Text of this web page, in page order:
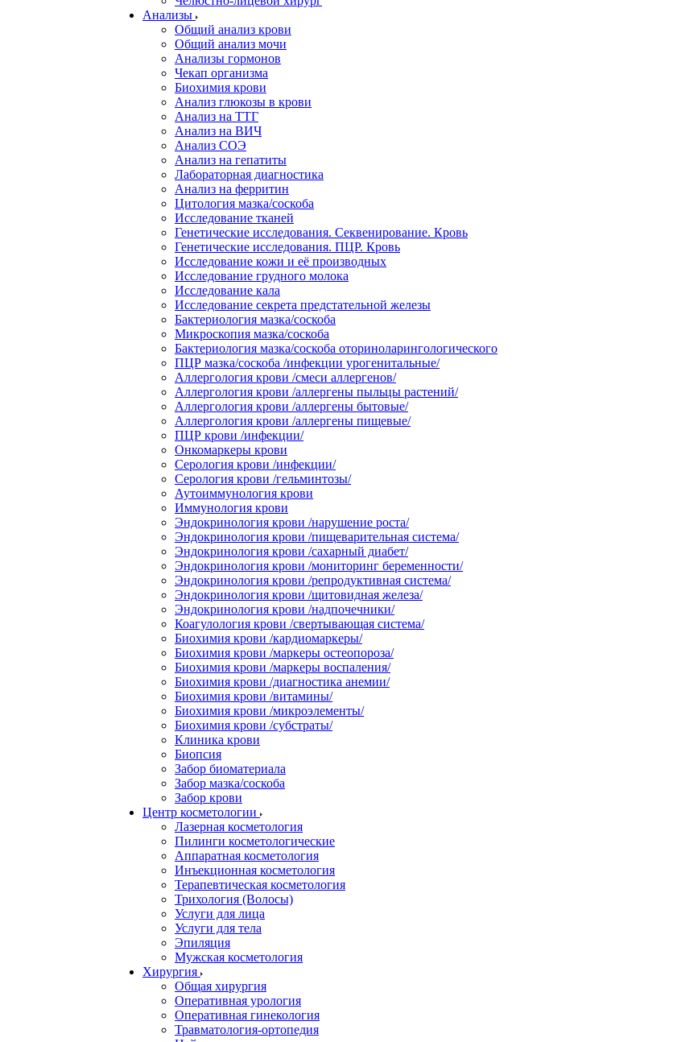
Анализы
Общий анализ крови
Общий анализ мочи
Анализы гормонов
Чекап организма
Биохимия крови
Анализ глюкозы в крови
Анализ на ТТГ
Анализ на ВИЧ
Анализ СОЭ
Анализ на гепатиты
Лабораторная диагностика
Анализ на ферритин
Цитология мазка/соскоба
Исследование тканей
Генетические исследования. Секвенирование. Кровь
Генетические исследования. ПЦР. Кровь
Исследование кожи и её производных
Исследование грудного молока
Исследование кала
Исследование секрета предстательной железы
Бактериология мазка/соскоба
Микроскопия мазка/соскоба
Бактериология мазка/соскоба оториноларингологического
ПЦР мазка/соскоба /инфекции урогенитальные/
Аллергология крови /смеси аллергенов/
Аллергология крови /аллергены пыльцы растений/
Аллергология крови /аллергены бытовые/
Аллергология крови /аллергены пищевые/
ПЦР крови /инфекции/
Онкомаркеры крови
Серология крови /инфекции/
Серология крови /гельминтозы/
Аутоиммунология крови
Иммунология крови
Эндокринология крови /нарушение роста/
Эндокринология крови /пищеварительная система/
Эндокринология крови /сахарный диабет/
Эндокринология крови /мониторинг беременности/
Эндокринология крови /репродуктивная система/
Эндокринология крови /щитовидная железа/
Эндокринология крови /надпочечники/
Коагулология крови /свертывающая система/
Биохимия крови /кардиомаркеры/
Биохимия крови /маркеры остеопороза/
Биохимия крови /маркеры воспаления/
Биохимия крови /диагностика анемии/
Биохимия крови /витамины/
Биохимия крови /микроэлементы/
Биохимия крови /субстраты/
Клиника крови
Биопсия
Забор биоматериала
Забор мазка/соскоба
Забор крови
Центр косметологии
Лазерная косметология
Пилинги косметологические
Аппаратная косметология
Инъекционная косметология
Терапевтическая косметология
Трихология (Волосы)
Услуги для лица
Услуги для тела
Эпиляция
Мужская косметология
Хирургия
Общая хирургия
Оперативная урология
Оперативная гинекология
Травматология-ортопедия